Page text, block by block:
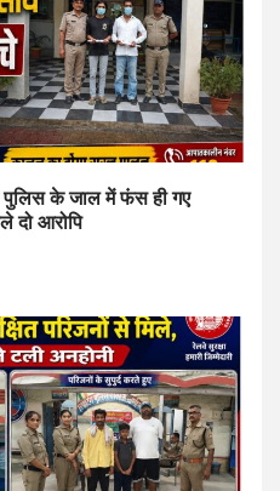
के जाल में फंस ही गए
दो आरोपि